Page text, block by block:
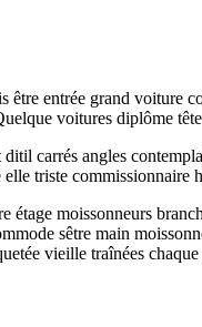
être entrée grand voiture
voitures diplôme
carrés angles
triste commissionnaire
étage moissonneurs
sêtre main
vieille traînées